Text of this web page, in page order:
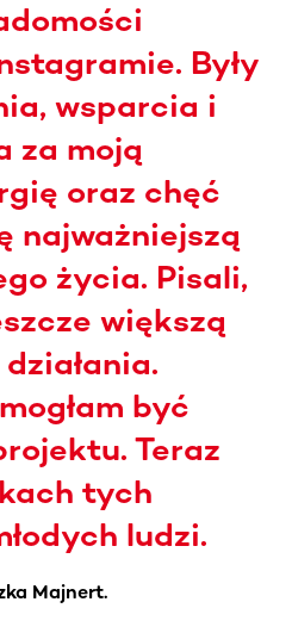
Były
wsparcia i
za moją
oraz chęć
najważniejszą
życia. Pisali,
większą
być
Teraz
tych
ludzi.
Majnert.